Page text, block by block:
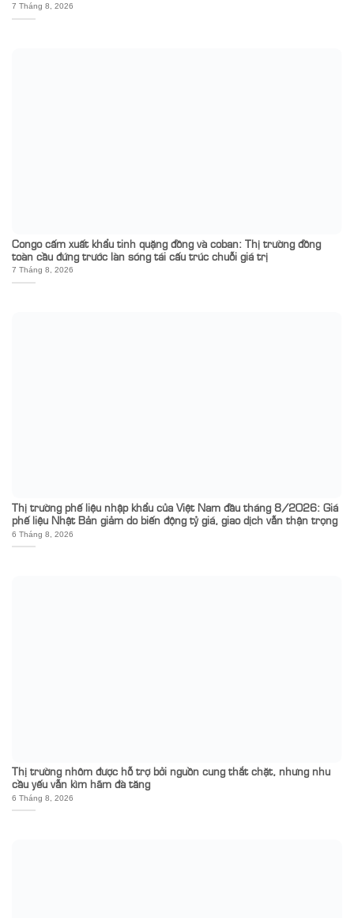
7 Tháng 8, 2026
Congo cấm xuất khẩu tinh quặng đồng và coban: Thị trường đồng
toàn cầu đứng trước làn sóng tái cấu trúc chuỗi giá trị
7 Tháng 8, 2026
Thị trường phế liệu nhập khẩu của Việt Nam đầu tháng 8/2026: Giá
phế liệu Nhật Bản giảm do biến động tỷ giá, giao dịch vẫn thận trọng
6 Tháng 8, 2026
Thị trường nhôm được hỗ trợ bởi nguồn cung thắt chặt, nhưng nhu
cầu yếu vẫn kìm hãm đà tăng
6 Tháng 8, 2026